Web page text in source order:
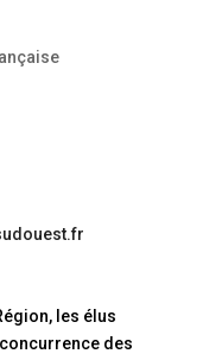
les élus
des